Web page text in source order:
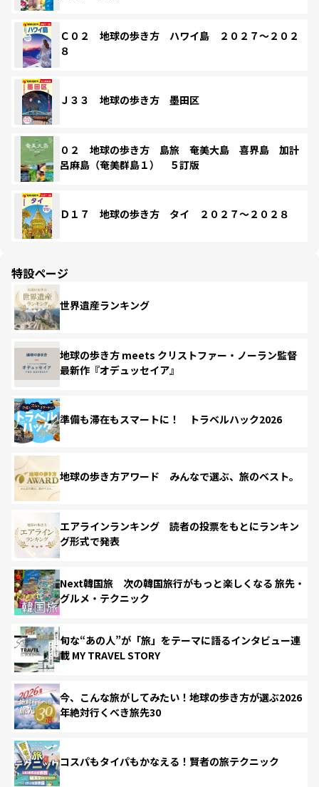
Ｃ０２ 地球の歩き方 ハワイ島 ２０２７～２０２
８
Ｊ３３ 地球の歩き方 墨田区
０２ 地球の歩き方 島旅 奄美大島 喜界島 加計
呂麻島（奄美群島１） ５訂版
Ｄ１７ 地球の歩き方 タイ ２０２７～２０２８
特設ページ
世界遺産ランキング
地球の歩き方 meets クリストファー・ノーラン監督
最新作『オデュッセイア』
準備も滞在もスマートに！ トラベルハック2026
地球の歩き方アワード みんなで選ぶ、旅のベスト。
エアラインランキング 読者の投票をもとにランキン
グ形式で発表
Next韓国旅 次の韓国旅行がもっと楽しくなる 旅先・
グルメ・テクニック
旬な“あの人”が「旅」をテーマに語るインタビュー連
載 MY TRAVEL STORY
今、こんな旅がしてみたい！地球の歩き方が選ぶ2026
年絶対行くべき旅先30
コスパもタイパもかなえる！賢者の旅テクニック